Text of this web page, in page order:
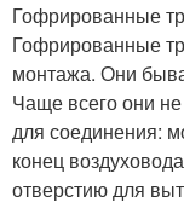
Гофрированные
Гофрированные
монтажа. Они
Чаще всего они
для соединения:
конец
отверстию для